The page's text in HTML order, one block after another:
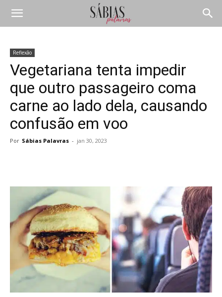
Reflexão
Vegetariana tenta impedir
que outro passageiro coma
carne ao lado dela, causando
confusão em voo
Por Sábias Palavras - jan 30, 2023